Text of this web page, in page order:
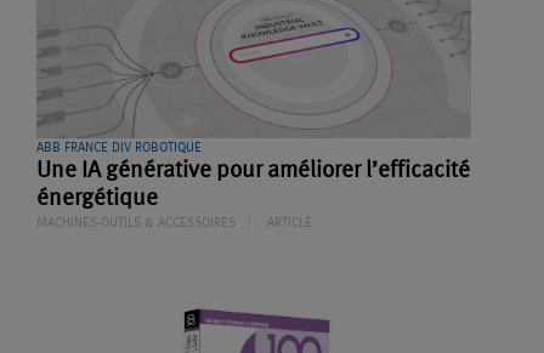
ABB FRANCE DIV ROBOTIQUE
Une IA générative pour améliorer l’efficacité
énergétique
MACHINES-OUTILS & ACCESSOIRES ARTICLE